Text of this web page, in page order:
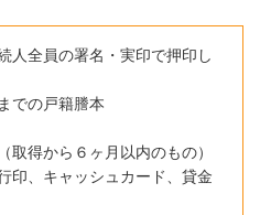
人全員の署名・実印で押印し
での戸籍謄本
取得から６ヶ月以内のもの）
印、キャッシュカード、貸金